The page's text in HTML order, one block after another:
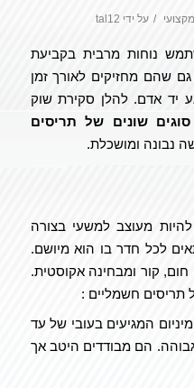
/ על ידי tal12
נוחות מרבית בקביעת
שהם מחזיקים לאורך זמן
יד אדם. להלן סקירת שוק
סוגים שונים של תריסים
נבונה ומושכלת.
מעוצב למשעי בצורה
לכל חדר בו הוא מיושם.
חום, קור ומבחינה אקוסטית.
תריסים חשמליים :
המגיעים בעובי של עד
גבוהה. הם מבודדים היטב אך